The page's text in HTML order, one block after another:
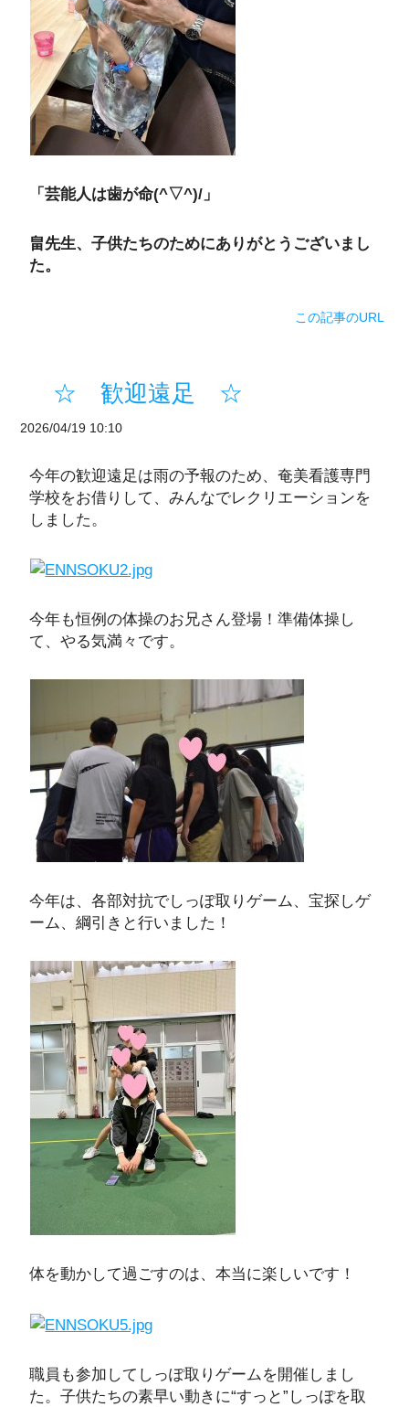
「芸能人は歯が命(^▽^)/」
畠先生、子供たちのためにありがとうございまし
た。
この記事のURL
☆ 歓迎遠足 ☆
2026/04/19 10:10
今年の歓迎遠足は雨の予報のため、奄美看護専門
学校をお借りして、みんなでレクリエーションを
しました。
今年も恒例の体操のお兄さん登場！準備体操し
て、やる気満々です。
今年は、各部対抗でしっぽ取りゲーム、宝探しゲ
ーム、綱引きと行いました！
体を動かして過ごすのは、本当に楽しいです！
職員も参加してしっぽ取りゲームを開催しまし
た。子供たちの素早い動きに“すっと”しっぽを取